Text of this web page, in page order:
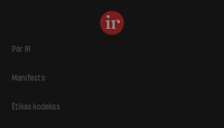
Par IR
Manifests
Ētikas kodekss